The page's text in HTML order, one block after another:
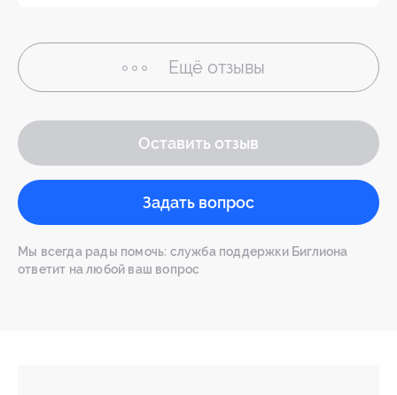
Ещё отзывы
Оставить отзыв
Задать вопрос
Мы всегда рады помочь: служба поддержки Биглиона
ответит на любой ваш вопрос